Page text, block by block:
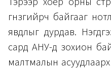
гүнзгийрч байгааг
явдлыг дурдав.
сард АНУ-д зохион
малтмалын